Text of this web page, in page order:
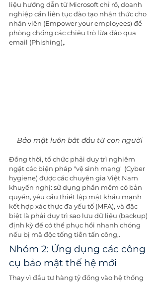
liệu hướng dẫn từ Microsoft chỉ rõ, doanh
nghiệp cần liên tục đào tạo nhận thức cho
nhân viên (Empower your employees) để
phòng chống các chiêu trò lừa đảo qua
email (Phishing),.
Bảo mật luôn bắt đầu từ con người
Đồng thời, tổ chức phải duy trì nghiêm
ngặt các biện pháp "vệ sinh mạng" (Cyber
hygiene) được các chuyên gia Việt Nam
khuyến nghị: sử dụng phần mềm có bản
quyền, yêu cầu thiết lập mật khẩu mạnh
kết hợp xác thực đa yếu tố (MFA), và đặc
biệt là phải duy trì sao lưu dữ liệu (backup)
định kỳ để có thể phục hồi nhanh chóng
nếu bị mã độc tống tiền tấn công,.
Nhóm 2: Ứng dụng các công
cụ bảo mật thế hệ mới
Thay vì đầu tư hàng tỷ đồng vào hệ thống